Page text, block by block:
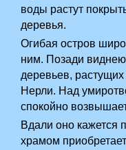
воды растут
деревья.
Огибая остров
ним. Позади
деревьев,
Нерли. Над
спокойно
Вдали оно кажется
храмом